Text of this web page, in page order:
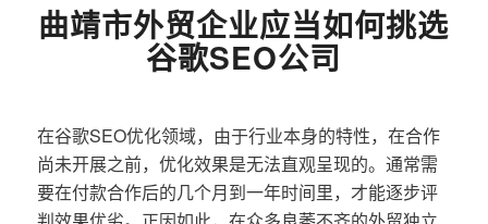
曲靖市外贸企业应当如何挑选
谷歌SEO公司
在谷歌SEO优化领域，由于行业本身的特性，在合作
尚未开展之前，优化效果是无法直观呈现的。通常需
要在付款合作后的几个月到一年时间里，才能逐步评